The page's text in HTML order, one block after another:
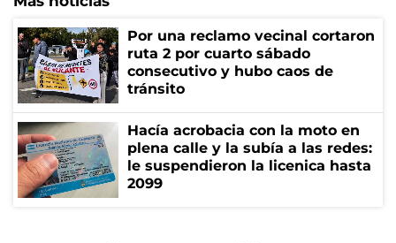
Por una reclamo vecinal cortaron
ruta 2 por cuarto sábado
consecutivo y hubo caos de
tránsito
Hacía acrobacia con la moto en
plena calle y la subía a las redes:
le suspendieron la licenica hasta
2099